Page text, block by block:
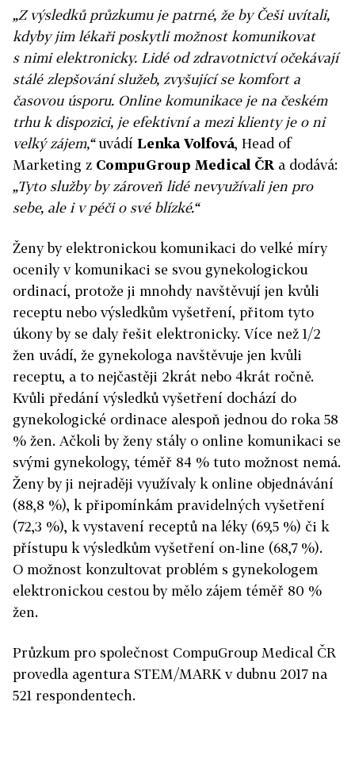
„Z výsledků průzkumu je patrné, že by Češi uvítali,
kdyby jim lékaři poskytli možnost komunikovat
s nimi elektronicky. Lidé od zdravotnictví očekávají
stálé zlepšování služeb, zvyšující se komfort a
časovou úsporu. Online komunikace je na českém
trhu k dispozici, je efektivní a mezi klienty je o ni
velký zájem,“uvádí Lenka Volfová, Head of
Marketing z CompuGroup Medical ČR a dodává:
„Tyto služby by zároveň lidé nevyužívali jen pro
sebe, ale i v péči o své blízké.“
Ženy by elektronickou komunikaci do velké míry
ocenily v komunikaci se svou gynekologickou
ordinací, protože ji mnohdy navštěvují jen kvůli
receptu nebo výsledkům vyšetření, přitom tyto
úkony by se daly řešit elektronicky. Více než 1/2
žen uvádí, že gynekologa navštěvuje jen kvůli
receptu, a to nejčastěji 2krát nebo 4krát ročně.
Kvůli předání výsledků vyšetření dochází do
gynekologické ordinace alespoň jednou do roka 58
% žen. Ačkoli by ženy stály o online komunikaci se
svými gynekology, téměř 84 % tuto možnost nemá.
Ženy by ji nejraději využívaly k online objednávání
(88,8 %), k připomínkám pravidelných vyšetření
(72,3 %), k vystavení receptů na léky (69,5 %) či k
přístupu k výsledkům vyšetření on-line (68,7 %).
O možnost konzultovat problém s gynekologem
elektronickou cestou by mělo zájem téměř 80 %
žen.
Průzkum pro společnost CompuGroup Medical ČR
provedla agentura STEM/MARK v dubnu 2017 na
521 respondentech.